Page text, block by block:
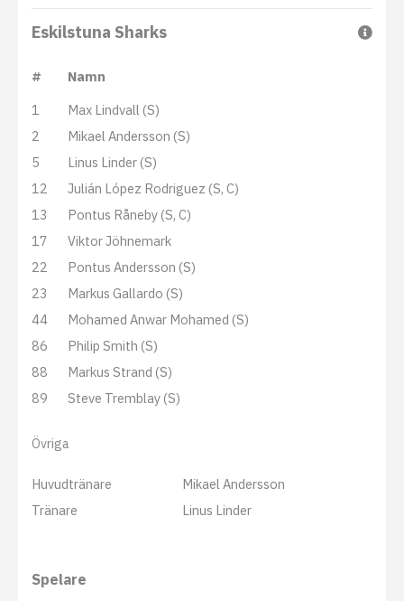
Eskilstuna Sharks
#
Namn
1
Max Lindvall (S)
2
Mikael Andersson (S)
5
Linus Linder (S)
12
Julián López Rodriguez (S, C)
13
Pontus Råneby (S, C)
17
Viktor Jöhnemark
22
Pontus Andersson (S)
23
Markus Gallardo (S)
44
Mohamed Anwar Mohamed (S)
86
Philip Smith (S)
88
Markus Strand (S)
89
Steve Tremblay (S)
Övriga
Huvudtränare
Mikael Andersson
Tränare
Linus Linder
Spelare